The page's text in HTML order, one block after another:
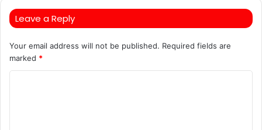
Leave a Reply
Your email address will not be published. Required fields are
marked *